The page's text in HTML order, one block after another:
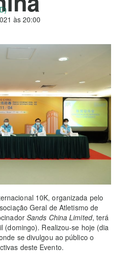
10K”
às 20:00
10K, organizada pelo
Geral de Atletismo de
Sands China Limited, terá
(domingo). Realizou-se hoje (dia
se divulgou ao público o
deste Evento.